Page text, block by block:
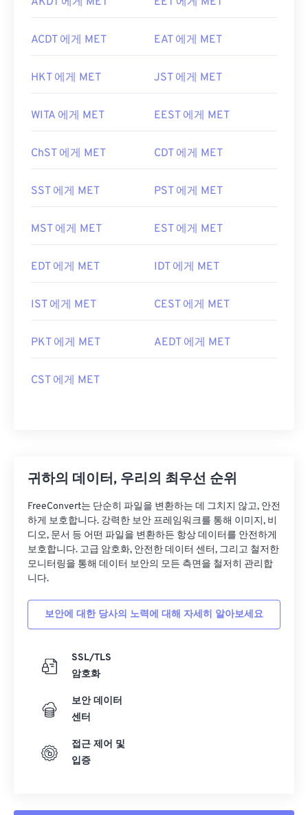
ACDT 에게 MET EAT 에게 MET
HKT 에게 MET JST 에게 MET
WITA 에게 MET EEST 에게 MET
ChST 에게 MET CDT 에게 MET
SST 에게 MET PST 에게 MET
MST 에게 MET EST 에게 MET
EDT 에게 MET IDT 에게 MET
IST 에게 MET CEST 에게 MET
PKT 에게 MET AEDT 에게 MET
CST 에게 MET
귀하의 데이터, 우리의 최우선 순위
FreeConvert는 단순히 파일을 변환하는 데 그치지 않고, 안전
하게 보호합니다. 강력한 보안 프레임워크를 통해 이미지, 비
디오, 문서 등 어떤 파일을 변환하든 항상 데이터를 안전하게
보호합니다. 고급 암호화, 안전한 데이터 센터, 그리고 철저한
모니터링을 통해 데이터 보안의 모든 측면을 철저히 관리합
니다.
보안에 대한 당사의 노력에 대해 자세히 알아보세요
SSL/TLS
암호화
보안 데이터
센터
접근 제어 및
입증